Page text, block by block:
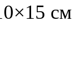
см